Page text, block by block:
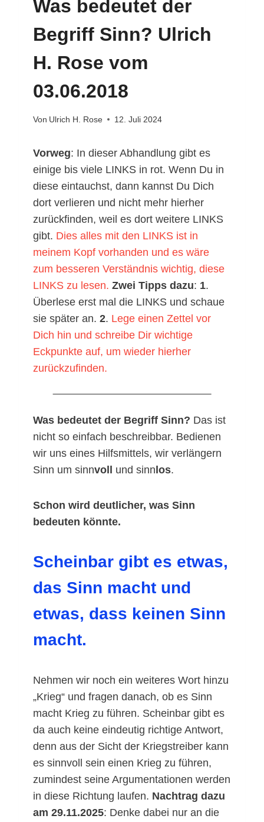
Was bedeutet der
Begriff Sinn? Ulrich
H. Rose vom
03.06.2018
Von Ulrich H. Rose 12. Juli 2024
Vorweg: In dieser Abhandlung gibt es
einige bis viele LINKS in rot. Wenn Du in
diese eintauchst, dann kannst Du Dich
dort verlieren und nicht mehr hierher
zurückfinden, weil es dort weitere LINKS
gibt. Dies alles mit den LINKS ist in
meinem Kopf vorhanden und es wäre
zum besseren Verständnis wichtig, diese
LINKS zu lesen. Zwei Tipps dazu: 1.
Überlese erst mal die LINKS und schaue
sie später an. 2. Lege einen Zettel vor
Dich hin und schreibe Dir wichtige
Eckpunkte auf, um wieder hierher
zurückzufinden.
Was bedeutet der Begriff Sinn? Das ist
nicht so einfach beschreibbar. Bedienen
wir uns eines Hilfsmittels, wir verlängern
Sinn um sinnvoll und sinnlos.
Schon wird deutlicher, was Sinn
bedeuten könnte.
Scheinbar gibt es etwas,
das Sinn macht und
etwas, dass keinen Sinn
macht.
Nehmen wir noch ein weiteres Wort hinzu
„Krieg“ und fragen danach, ob es Sinn
macht Krieg zu führen. Scheinbar gibt es
da auch keine eindeutig richtige Antwort,
denn aus der Sicht der Kriegstreiber kann
es sinnvoll sein einen Krieg zu führen,
zumindest seine Argumentationen werden
in diese Richtung laufen. Nachtrag dazu
am 29.11.2025: Denke dabei nur an die